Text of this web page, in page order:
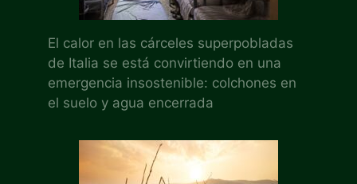
El calor en las cárceles superpobladas
de Italia se está convirtiendo en una
emergencia insostenible: colchones en
el suelo y agua encerrada